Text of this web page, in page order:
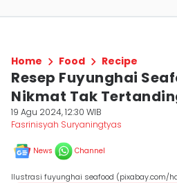
Home Food Recipe
Resep Fuyunghai
Nikmat Tak
19 Agu 2024, 12:30 WIB
Fasrinisyah Suryaningtyas
News Channel
Ilustrasi fuyunghai seafood (pixabay.com/